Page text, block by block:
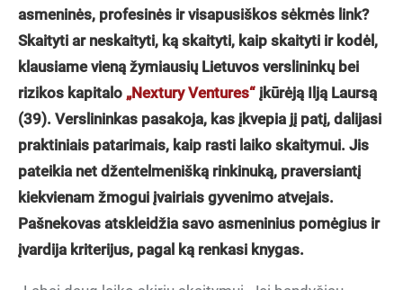
asmeninės, profesinės ir visapusiškos sėkmės link?
Skaityti ar neskaityti, ką skaityti, kaip skaityti ir kodėl,
klausiame vieną žymiausių Lietuvos verslininkų bei
rizikos kapitalo „Nextury Ventures“ įkūrėją Ilją Laursą
(39). Verslininkas pasakoja, kas įkvepia jį patį, dalijasi
praktiniais patarimais, kaip rasti laiko skaitymui. Jis
pateikia net džentelmenišką rinkinuką, praversiantį
kiekvienam žmogui įvairiais gyvenimo atvejais.
Pašnekovas atskleidžia savo asmeninius pomėgius ir
įvardija kriterijus, pagal ką renkasi knygas.